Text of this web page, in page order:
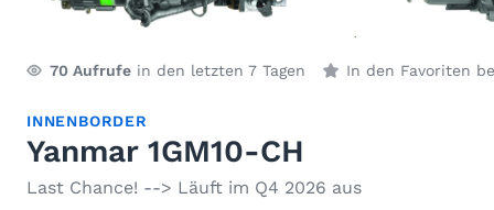
70 Aufrufe in den letzten 7 Tagen In den Favoriten
INNENBORDER
Yanmar 1GM10-CH
Last Chance! --> Läuft im Q4 2026 aus